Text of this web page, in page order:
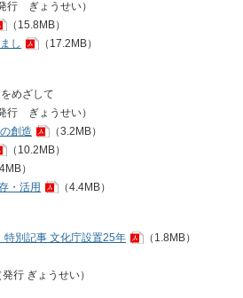
行
ぎょうせい）
（15.8MB）
し
（17.2MB）
めざして
行
ぎょうせい）
創造
（3.2MB）
（10.2MB）
）
・活用
（4.4MB）
特別記事 文化庁設置25年
（1.8MB）
行 ぎょうせい）